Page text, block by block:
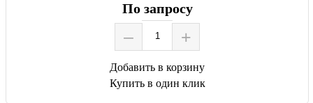
По запросу
– +
Добавить в корзину
Купить в один клик